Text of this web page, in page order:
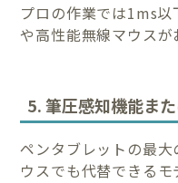
プロの作業では1ms
や高性能無線マウスが
5. 筆圧感知機能ま
ペンタブレットの最
ウスでも代替できるモ